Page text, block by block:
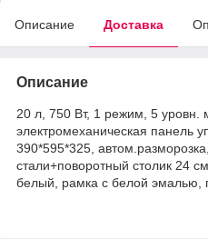
Описание Доставка
Описание
20 л, 750 Вт, 1 режим, 5 уровн.
электромеханическая панель
390*595*325,
стали+поворотный столик 24
белый, рамка с белой эмалью,